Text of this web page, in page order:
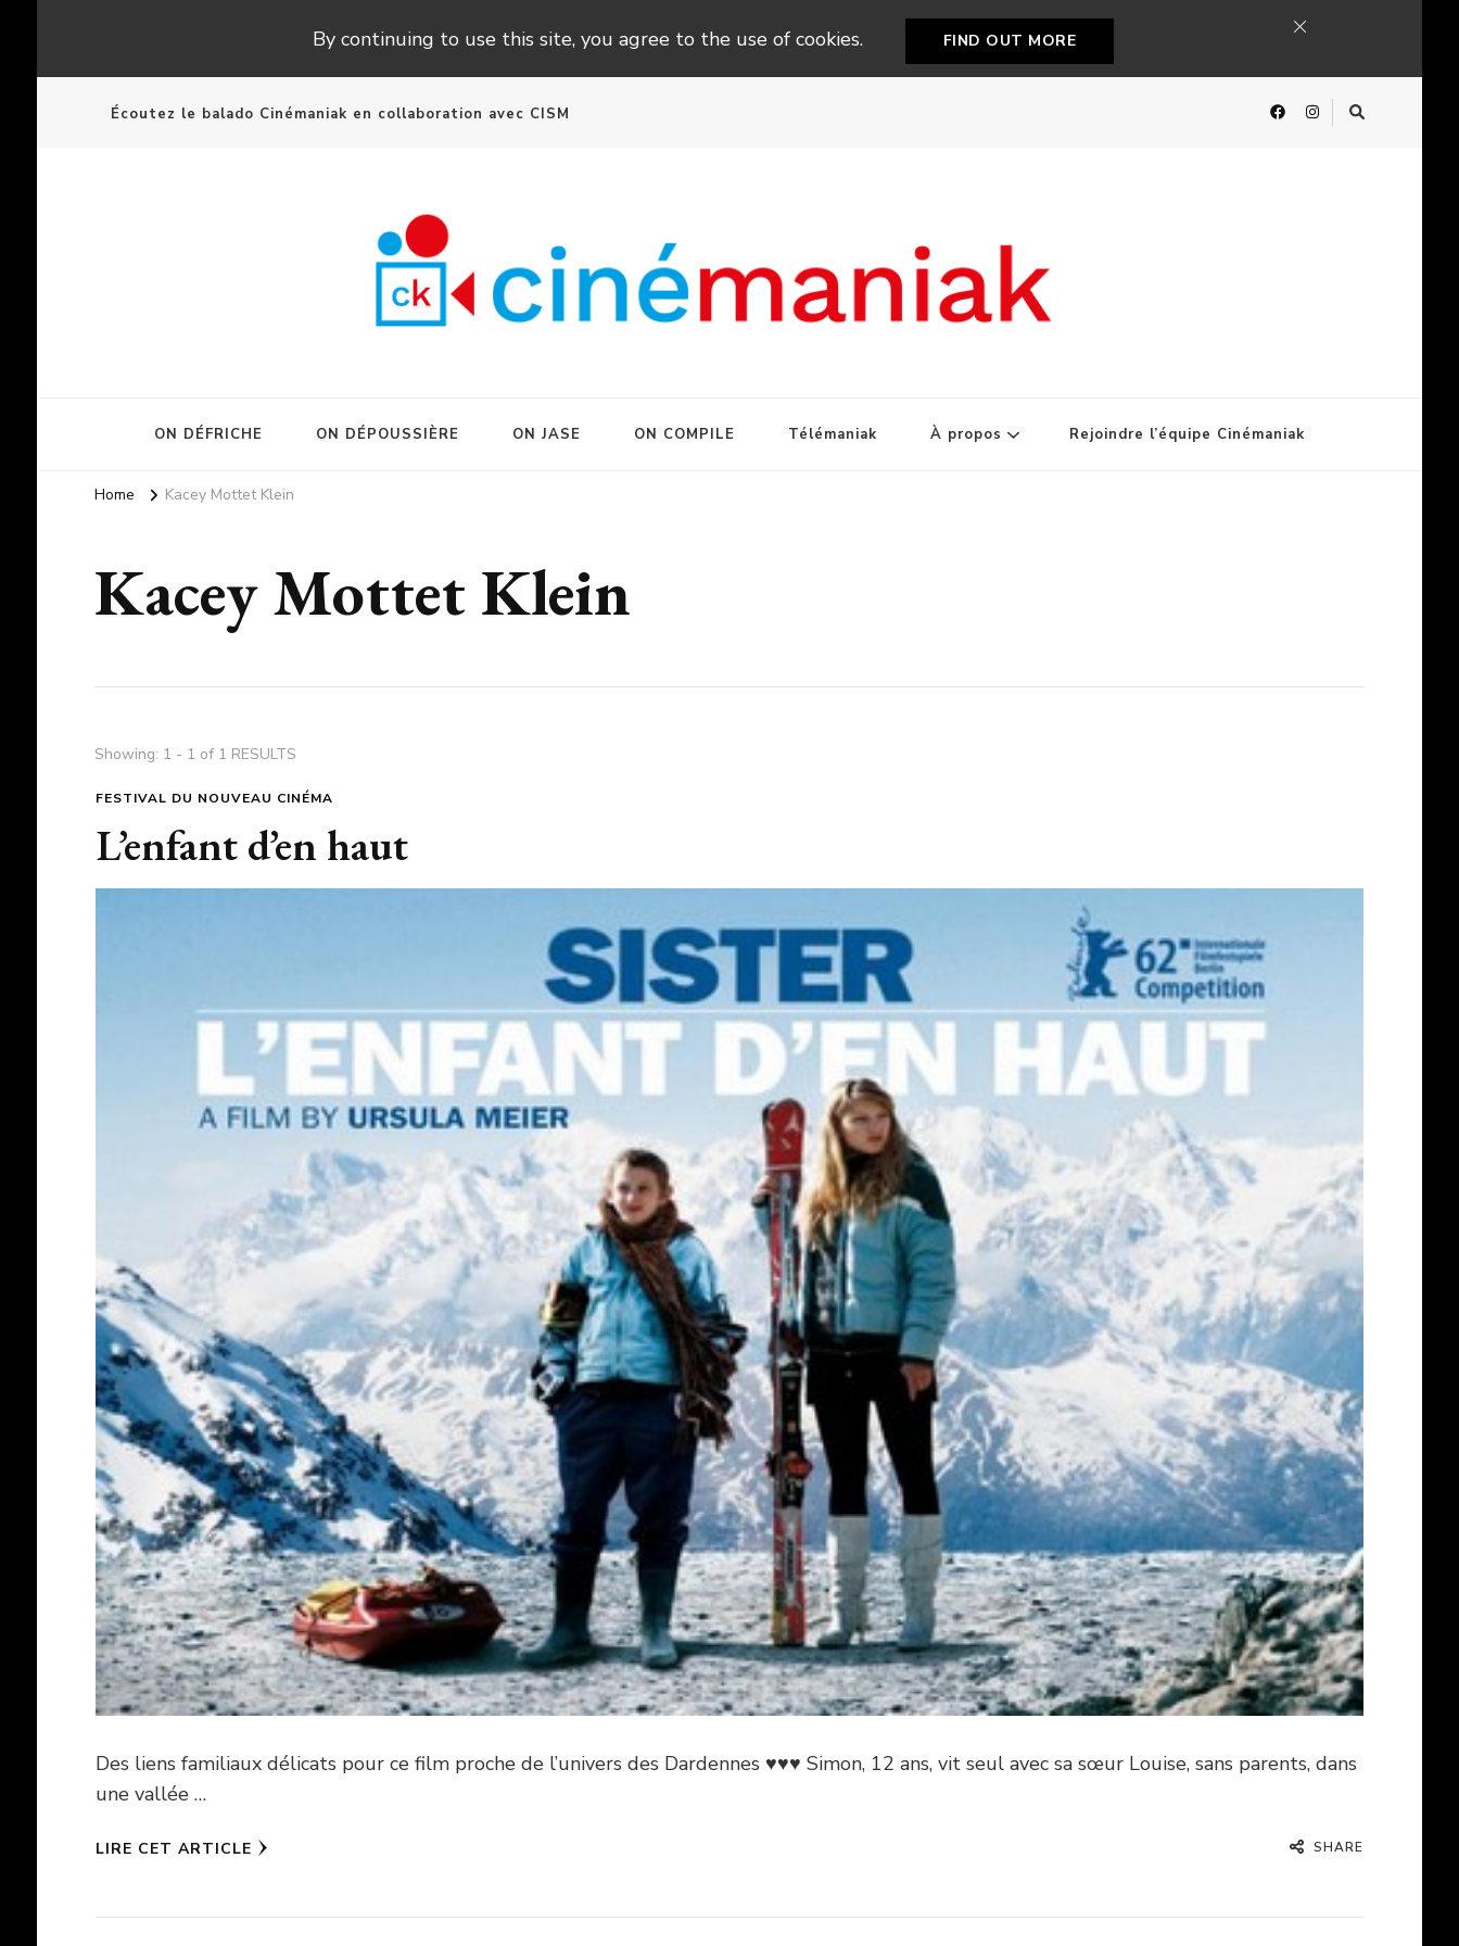
By continuing to use this site, you agree to the use of cookies. FIND OUT MORE
Écoutez le balado Cinémaniak en collaboration avec CISM
ON DÉFRICHE ON DÉPOUSSIÈRE ON JASE ON COMPILE Télémaniak À propos Rejoindre l’équipe Cinémaniak
Home Kacey Mottet Klein
Kacey Mottet Klein
Showing: 1 - 1 of 1 RESULTS
FESTIVAL DU NOUVEAU CINÉMA
L’enfant d’en haut
Des liens familiaux délicats pour ce film proche de l’univers des Dardennes ♥♥♥ Simon, 12 ans, vit seul avec sa sœur Louise, sans parents, dans
une vallée …
LIRE CET ARTICLE SHARE